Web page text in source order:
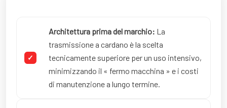
Architettura prima del marchio: La
trasmissione a cardano è la scelta
tecnicamente superiore per un uso intensivo,
minimizzando il « fermo macchina » e i costi
di manutenzione a lungo termine.